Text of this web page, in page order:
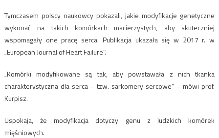
Tymczasem polscy naukowcy pokazali, jakie modyfikacje genetyczne
wykonać na takich komórkach macierzystych, aby skuteczniej
wspomagały one pracę serca. Publikacja ukazała się w 2017 r. w
„European Journal of Heart Failure”.
„Komórki modyfikowane są tak, aby powstawała z nich tkanka
charakterystyczna dla serca – tzw. sarkomery sercowe” – mówi prof.
Kurpisz.
Uspokaja, że modyfikacja dotyczy genu z ludzkich komórek
mięśniowych.